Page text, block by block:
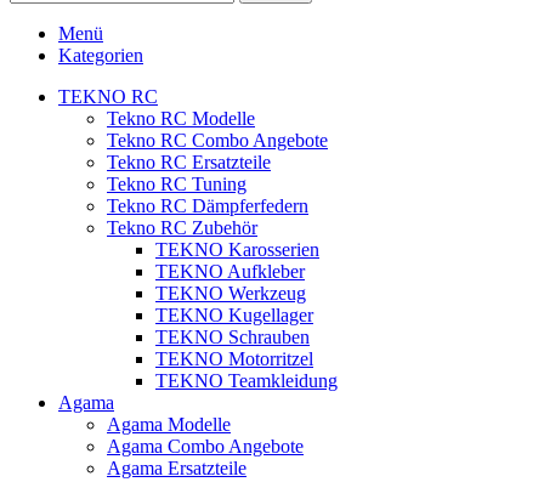
Menü
Kategorien
TEKNO RC
Tekno RC Modelle
Tekno RC Combo Angebote
Tekno RC Ersatzteile
Tekno RC Tuning
Tekno RC Dämpferfedern
Tekno RC Zubehör
TEKNO Karosserien
TEKNO Aufkleber
TEKNO Werkzeug
TEKNO Kugellager
TEKNO Schrauben
TEKNO Motorritzel
TEKNO Teamkleidung
Agama
Agama Modelle
Agama Combo Angebote
Agama Ersatzteile